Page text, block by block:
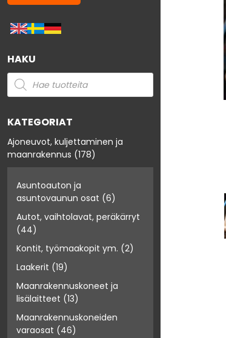
HAKU
KATEGORIAT
Ajoneuvot, kuljettaminen ja
maanrakennus (178)
Asuntoauton ja
asuntovaunun osat (6)
Autot, vaihtolavat, peräkärryt
(44)
Kontit, työmaakopit ym. (2)
Laakerit (19)
Maanrakennuskoneet ja
lisälaitteet (13)
Maanrakennuskoneiden
varaosat (46)